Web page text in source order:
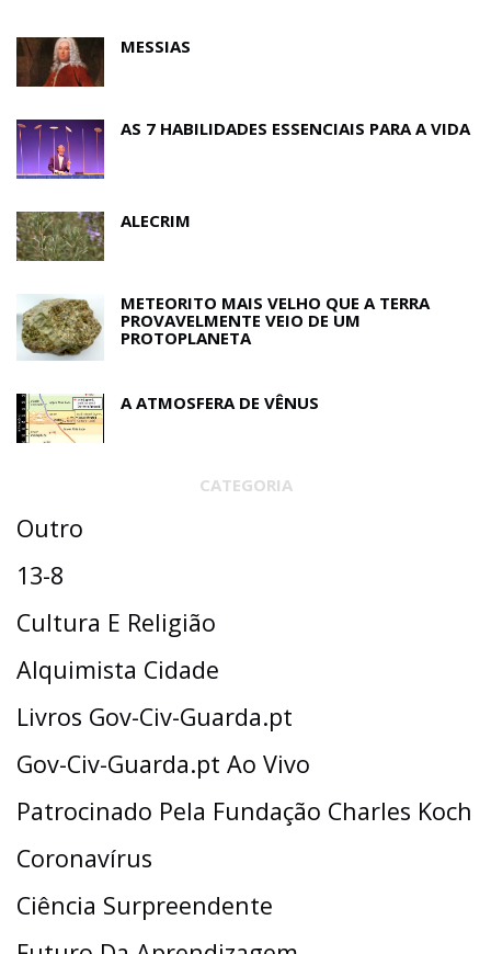
MESSIAS
AS 7 HABILIDADES ESSENCIAIS PARA A VIDA
ALECRIM
METEORITO MAIS VELHO QUE A TERRA
PROVAVELMENTE VEIO DE UM
PROTOPLANETA
A ATMOSFERA DE VÊNUS
CATEGORIA
Outro
13-8
Cultura E Religião
Alquimista Cidade
Livros Gov-Civ-Guarda.pt
Gov-Civ-Guarda.pt Ao Vivo
Patrocinado Pela Fundação Charles Koch
Coronavírus
Ciência Surpreendente